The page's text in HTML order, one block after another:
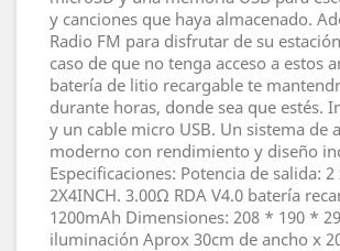
y canciones que haya almacenado.
Radio FM para disfrutar de su
caso de que no tenga acceso a estos
batería de litio recargable te
durante horas, donde sea que estés.
y un cable micro USB. Un sistema de
moderno con rendimiento y diseño
Especificaciones: Potencia de salida:
2X4INCH. 3.00Ω RDA V4.0 batería
1200mAh Dimensiones: 208 * 190 *
iluminación Aprox 30cm de ancho x